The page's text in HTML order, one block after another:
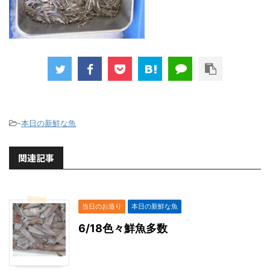
-本日の新鮮な魚
関連記事
当日のお造り 本日の新鮮な魚
6/18色々鮮魚多数